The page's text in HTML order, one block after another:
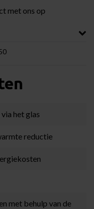
met ons op
het glas
reductie
met behulp van de